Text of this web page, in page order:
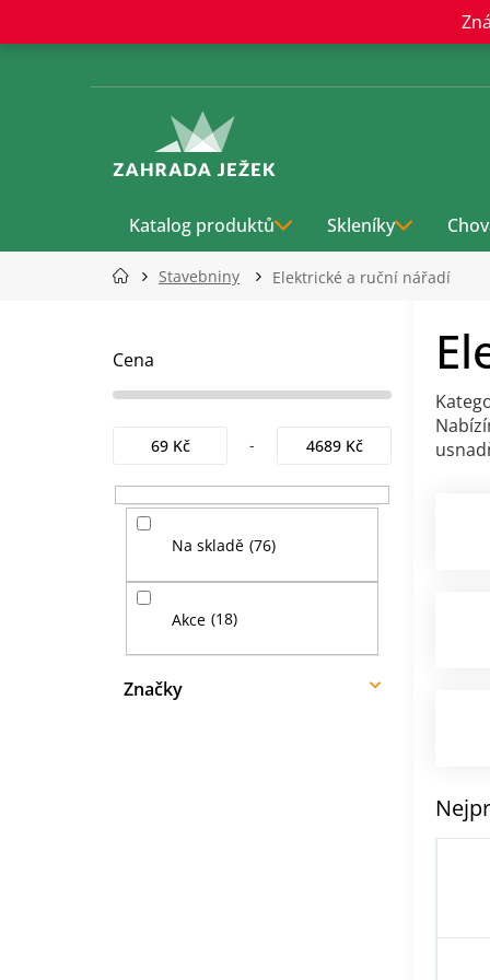
obsah
Katalog produktů Skleníky
Stavebniny Elektrické a ruční nářadí
Cena
69Kč 4689Kč
Na skladě 76
Akce 18
Značky